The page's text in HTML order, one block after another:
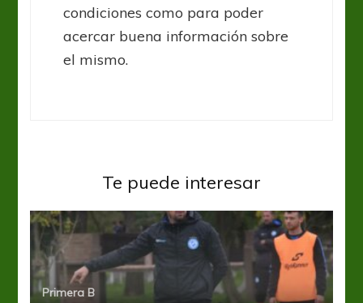
condiciones como para poder
acercar buena información sobre
el mismo.
Te puede interesar
Primera B